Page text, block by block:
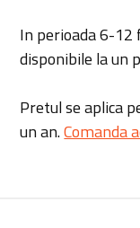
In perioada 6-
disponibile la un
Pretul se aplica
un an.Comanda